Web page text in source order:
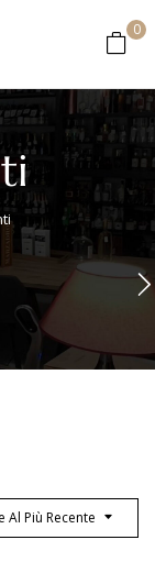
0
Al Più Recente